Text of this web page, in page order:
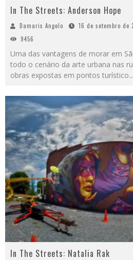
In The Streets: Anderson Hope
Damaris Angelo 16 de setembro de
9456
Uma das vantagens de morar em
todo o cenário da arte urbana nas
obras expostas em pontos turístico...
In The Streets: Natalia Rak